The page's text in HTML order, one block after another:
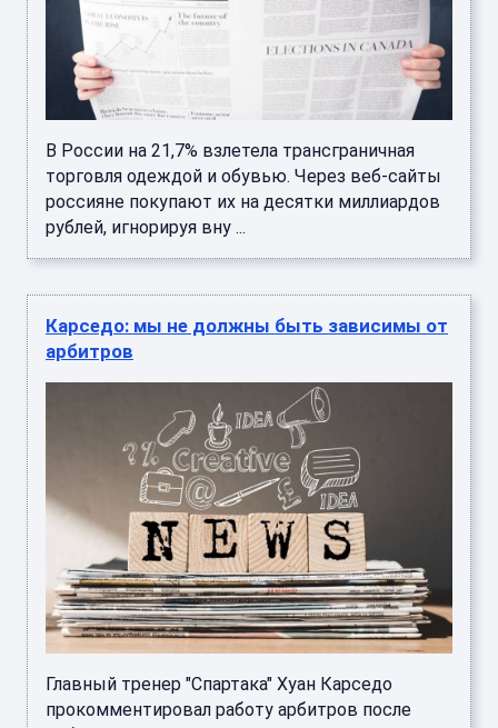
В России на 21,7% взлетела трансграничная
торговля одеждой и обувью. Через веб-сайты
россияне покупают их на десятки миллиардов
рублей, игнорируя вну ...
Карседо: мы не должны быть зависимы от
арбитров
Главный тренер "Спартака" Хуан Карседо
прокомментировал работу арбитров после